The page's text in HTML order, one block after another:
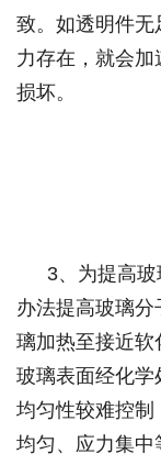
致。如透明件无
力存在，就会
损坏。
3、为提高
办法提高玻璃
璃加热至接近软
玻璃表面经化学
均匀性较难控制
均匀、应力集中